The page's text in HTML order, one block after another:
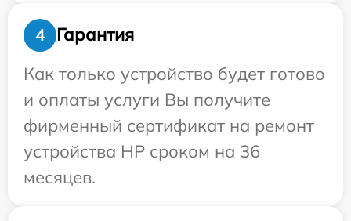
4
Гарантия
Как только устройство будет готово
и оплаты услуги Вы получите
фирменный сертификат на ремонт
устройства HP сроком на 36
месяцев.